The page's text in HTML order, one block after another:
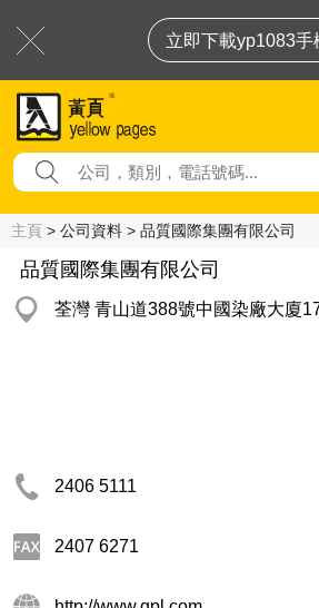
立即下載yp1083手
主頁 > 公司資料 > 品質國際集團有限公司
品質國際集團有限公司
荃灣 青山道388號中國染廠大廈
2406 5111
2407 6271